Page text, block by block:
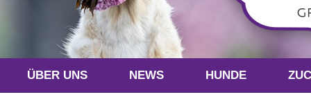
ÜBER UNS NEWS HUNDE